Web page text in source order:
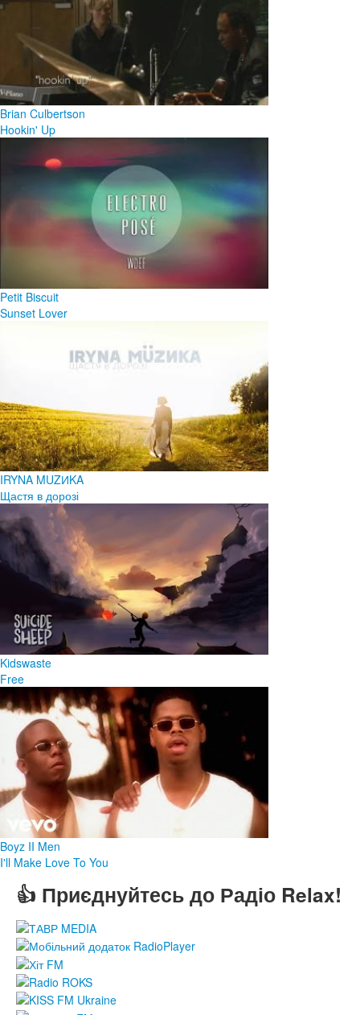
Brian Culbertson
Hookin' Up
Petit Biscuit
Sunset Lover
IRYNA MUZИKA
Щастя в дорозі
Kidswaste
Free
Boyz II Men
I'll Make Love To You
👍 Приєднуйтесь до Радіо Relax!